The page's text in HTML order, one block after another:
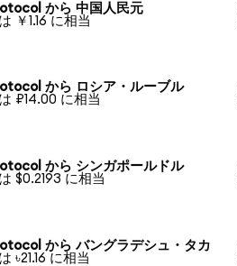
から 中国人民元
￥1.16 に相当
から ロシア・ルーブル
₽14.00 に相当
から シンガポールドル
$0.2193 に相当
から バングラデシュ・タカ
৳21.16 に相当